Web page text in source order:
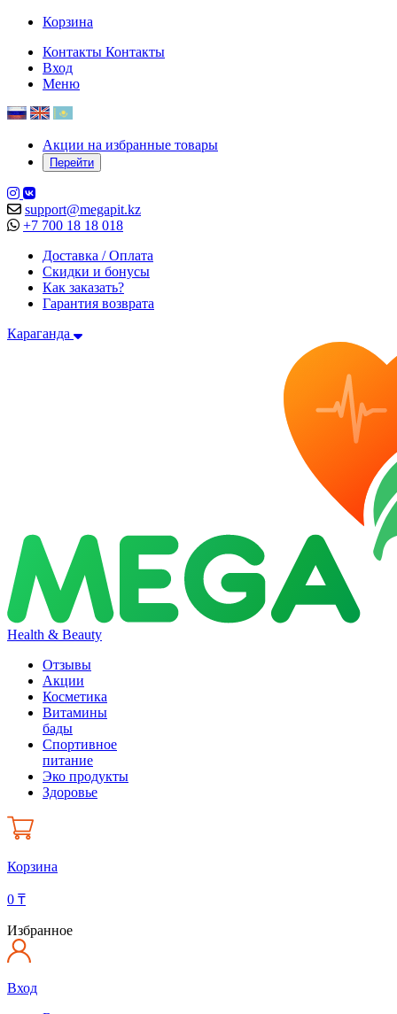
Корзина
Контакты Контакты
Вход
Меню
Акции на избранные товары
Перейти
support@megapit.kz
+7 700 18 18 018
Доставка / Оплата
Скидки и бонусы
Как заказать?
Гарантия возврата
Караганда
Health & Beauty
Отзывы
Акции
Косметика
Витамины
бады
Спортивное
питание
Эко продукты
Здоровье
Корзина
0 ₸
Избранное
Вход